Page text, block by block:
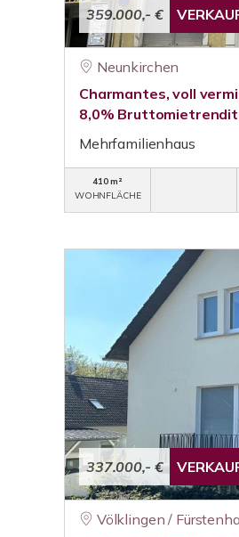
359.000,- €
Neunkirchen
Charmantes, voll
8,0%
Mehrfamilienhaus
410 m²
WOHNFLÄCHE
337.000,- €
Völklingen /